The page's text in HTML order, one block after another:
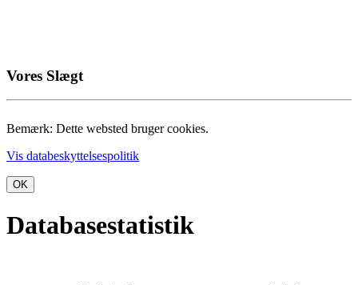
Vores Slægt
Bemærk: Dette websted bruger cookies.
Vis databeskyttelsespolitik
OK
Databasestatistik